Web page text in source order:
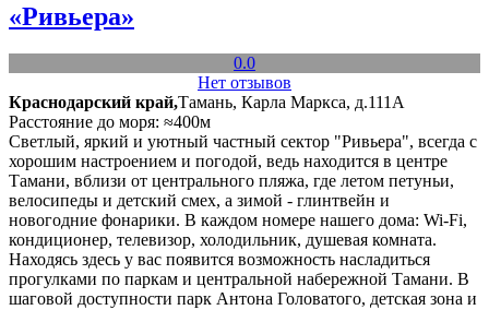
«Ривьера»
0.0
Нет отзывов
Краснодарский край,Тамань, Карла Маркса, д.111А
Расстояние до моря: ≈400м
Светлый, яркий и уютный частный сектор "Ривьера", всегда с
хорошим настроением и погодой, ведь находится в центре
Тамани, вблизи от центрального пляжа, где летом петуньи,
велосипеды и детский смех, а зимой - глинтвейн и
новогодние фонарики. В каждом номере нашего дома: Wi-Fi,
кондиционер, телевизор, холодильник, душевая комната.
Находясь здесь у вас появится возможность насладиться
прогулками по паркам и центральной набережной Тамани. В
шаговой доступности парк Антона Головатого, детская зона и